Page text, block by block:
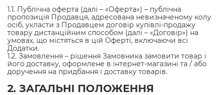
1.1. Публічна оферта (далі – «Оферта») – публічна
пропозиція Продавця, адресована невизначеному колу
осіб, укласти з Продавцем договір купівлі-продажу
товару дистанційним способом (далі – «Договір») на
умовах, що містяться в цій Оферті, включаючи всі
Додатки.
1.2. Замовлення – рішення Замовника замовити товар і
його доставку, оформлене в інтернет-магазині та / або
доручення на придбання і доставку товарів.
2. ЗАГАЛЬНІ ПОЛОЖЕННЯ